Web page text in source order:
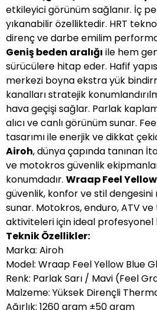
etkileyici görünüm sağlanır. İç
yıkanabilir özelliktedir. HRT
direnç ve darbe emilim
Geniş beden aralığı ile hem
sürücülere hitap eder. Hafif
merkezi boyna ekstra yük
kanalları stratejik
hava geçişi sağlar. Parlak
alıcı ve canlı görünüm sunar.
tasarımı ile enerjik ve dikkat
Airoh, dünya çapında tanınan
ve motokros güvenlik
konumdadır. Wraap Feel
güvenlik, konfor ve stil
sunar. Motokros, enduro, ATV
aktiviteleri için ideal profesyonel
Teknik Özellikler:
Marka: Airoh
Model: Wraap Feel Yellow Blue
Renk: Parlak Sarı / Mavi (Feel
Malzeme: Yüksek Dirençli
Ağırlık: 1260 gram ±50 gram